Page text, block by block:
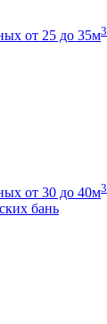
от 25 до 35м3
от 30 до 40м3
бань